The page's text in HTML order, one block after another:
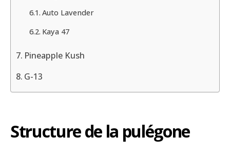
Auto Lavender
Kaya 47
Pineapple Kush
G-13
Structure de la pulégone